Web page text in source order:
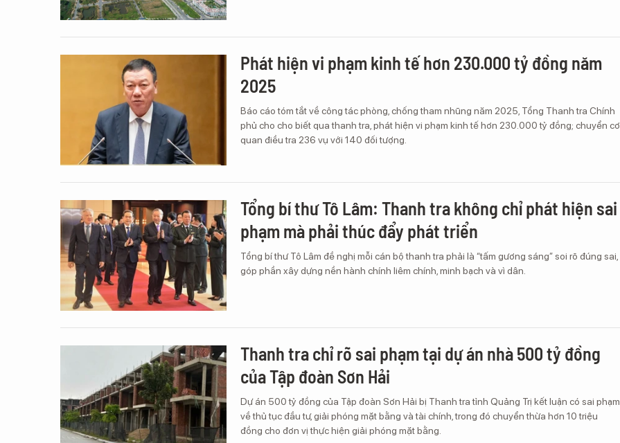
Phát hiện vi phạm kinh tế hơn 230.000 tỷ đồng năm
2025
Báo cáo tóm tắt về công tác phòng, chống tham nhũng năm 2025, Tổng Thanh tra Chính
phủ cho cho biết qua thanh tra, phát hiện vi phạm kinh tế hơn 230.000 tỷ đồng; chuyển cơ
quan điều tra 236 vụ với 140 đối tượng.
Tổng bí thư Tô Lâm: Thanh tra không chỉ phát hiện sai
phạm mà phải thúc đẩy phát triển
Tổng bí thư Tô Lâm đề nghị mỗi cán bộ thanh tra phải là “tấm gương sáng” soi rõ đúng sai,
góp phần xây dựng nền hành chính liêm chính, minh bạch và vì dân.
Thanh tra chỉ rõ sai phạm tại dự án nhà 500 tỷ đồng
của Tập đoàn Sơn Hải
Dự án 500 tỷ đồng của Tập đoàn Sơn Hải bị Thanh tra tỉnh Quảng Trị kết luận có sai phạm
về thủ tục đầu tư, giải phóng mặt bằng và tài chính, trong đó chuyển thừa hơn 10 triệu
đồng cho đơn vị thực hiện giải phóng mặt bằng.